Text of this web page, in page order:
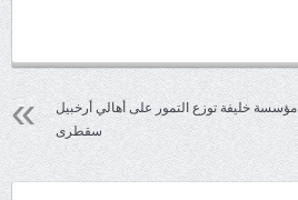
مؤسسة خليفة توزع التمور على أهالي أرخبيل
سقطرى